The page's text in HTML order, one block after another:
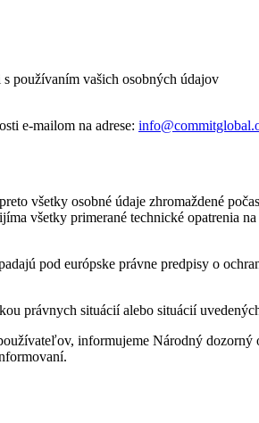
používaním vašich osobných údajov
e-mailom na adrese:
všetky osobné údaje zhromaždené
všetky primerané technické opatrenia
pod európske právne predpisy o
právnych situácií alebo situácií
informujeme Národný dozorný